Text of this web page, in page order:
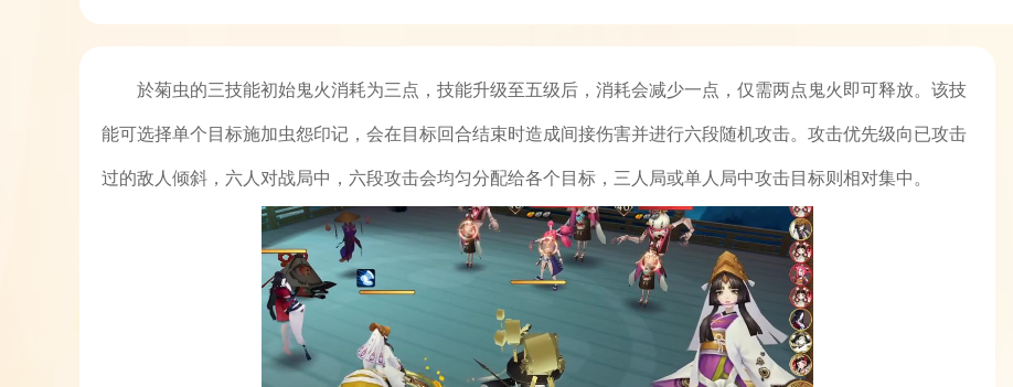
於菊虫的三技能初始鬼火消耗为三点，技能升级至五级后，消耗会减少一点，仅需两点鬼火即可释放。该技
能可选择单个目标施加虫怨印记，会在目标回合结束时造成间接伤害并进行六段随机攻击。攻击优先级向已攻击
过的敌人倾斜，六人对战局中，六段攻击会均匀分配给各个目标，三人局或单人局中攻击目标则相对集中。